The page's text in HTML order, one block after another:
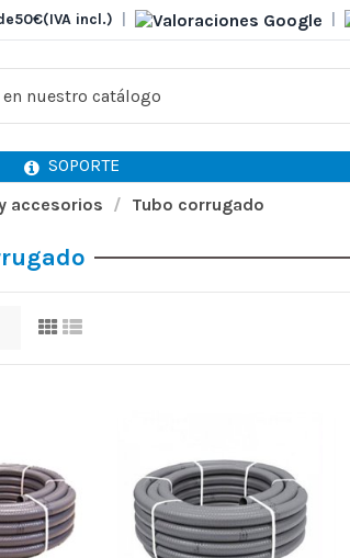
50€(IVA incl.)
SOPORTE
accesorios Tubo corrugado